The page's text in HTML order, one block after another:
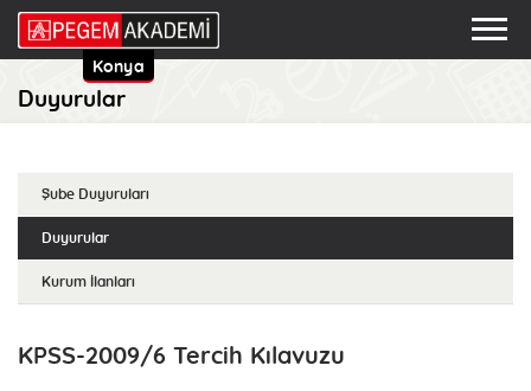
Konya
Duyurular
Şube Duyuruları
Duyurular
Kurum İlanları
KPSS-2009/6 Tercih Kılavuzu